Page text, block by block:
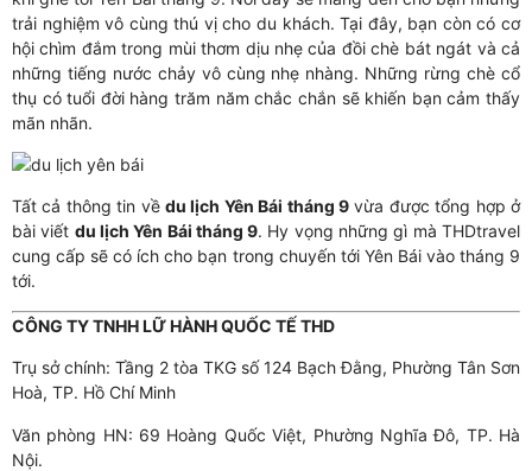
trải nghiệm vô cùng thú vị cho du khách. Tại đây, bạn còn có cơ
hội chìm đắm trong mùi thơm dịu nhẹ của đồi chè bát ngát và cả
những tiếng nước chảy vô cùng nhẹ nhàng. Những rừng chè cổ
thụ có tuổi đời hàng trăm năm chắc chắn sẽ khiến bạn cảm thấy
mãn nhãn.
Tất cả thông tin về du lịch Yên Bái tháng 9 vừa được tổng hợp ở
bài viết du lịch Yên Bái tháng 9. Hy vọng những gì mà THDtravel
cung cấp sẽ có ích cho bạn trong chuyến tới Yên Bái vào tháng 9
tới.
CÔNG TY TNHH LỮ HÀNH QUỐC TẾ THD
Trụ sở chính: Tầng 2 tòa TKG số 124 Bạch Đằng, Phường Tân Sơn
Hoà, TP. Hồ Chí Minh
Văn phòng HN: 69 Hoàng Quốc Việt, Phường Nghĩa Đô, TP. Hà
Nội.